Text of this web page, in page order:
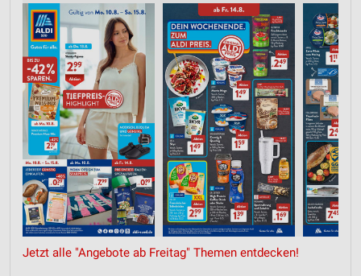
Jetzt alle "Angebote ab Freitag" Themen entdecken!